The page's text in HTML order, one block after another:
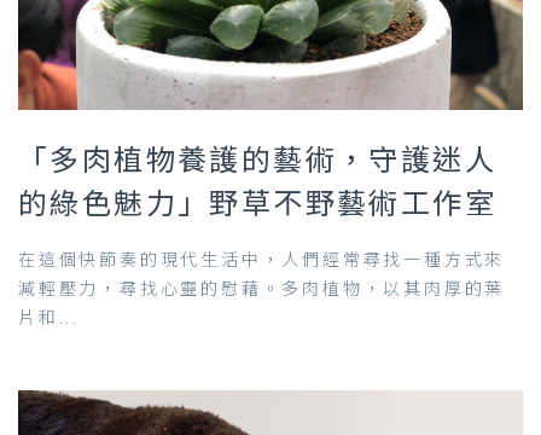
「多肉植物養護的藝術，守護迷人
的綠色魅力」野草不野藝術工作室
在這個快節奏的現代生活中，人們經常尋找一種方式來
減輕壓力，尋找心靈的慰藉。多肉植物，以其肉厚的葉
片和...